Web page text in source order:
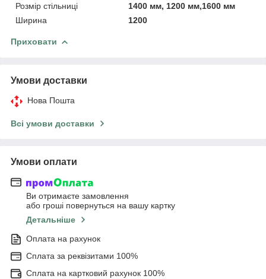
Розмір стільниці
1400 мм, 1200 мм,1600 мм
Ширина
1200
Приховати
Умови доставки
Нова Пошта
Всі умови доставки
Умови оплати
Ви отримаєте замовлення
або гроші повернуться на вашу картку
Детальніше
Оплата на рахунок
Сплата за реквізитами 100%
Сплата на картковий рахунок 100%